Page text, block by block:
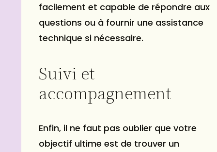
facilement et capable de répondre aux
questions ou à fournir une assistance
technique si nécessaire.
Suivi et
accompagnement
Enfin, il ne faut pas oublier que votre
objectif ultime est de trouver un